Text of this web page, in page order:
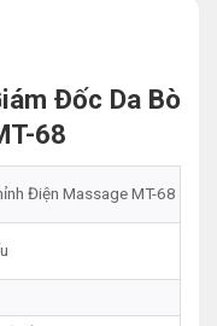
Đốc Da Bò
68
Điện Massage MT-68